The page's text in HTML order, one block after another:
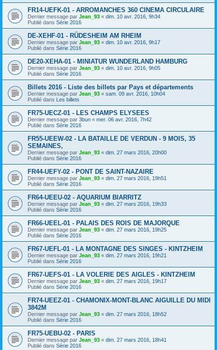
FR14-UEFK-01 - ARROMANCHES 360 CINEMA CIRCULAIRE
Dernier message par Jean_93 « dim. 10 avr. 2016, 9h34
Publié dans Série 2016
DE-XEHF-01 - RÜDESHEIM AM RHEIM
Dernier message par Jean_93 « dim. 10 avr. 2016, 9h17
Publié dans Série 2016
DE20-XEHA-01 - MINIATUR WUNDERLAND HAMBURG
Dernier message par Jean_93 « dim. 10 avr. 2016, 9h05
Publié dans Série 2016
Billets 2016 - Liste des billets par Pays et départements
Dernier message par Jean_93 « sam. 09 avr. 2016, 10h04
Publié dans Les billets
FR75-UECZ-01 - LES CHAMPS ELYSEES
Dernier message par 3bun « mer. 06 avr. 2016, 7h42
Publié dans Série 2016
FR55-UEEW-02 - LA BATAILLE DE VERDUN - 9 MOIS, 35
SEMAINES,
Dernier message par Jean_93 « dim. 27 mars 2016, 20h00
Publié dans Série 2016
FR44-UEFY-02 - PONT DE SAINT-NAZAIRE
Dernier message par Jean_93 « dim. 27 mars 2016, 19h51
Publié dans Série 2016
FR64-UEEU-02 - AQUARIUM BIARRITZ
Dernier message par Jean_93 « dim. 27 mars 2016, 19h33
Publié dans Série 2016
FR66-UEEL-01 - PALAIS DES ROIS DE MAJORQUE
Dernier message par Jean_93 « dim. 27 mars 2016, 19h25
Publié dans Série 2016
FR67-UEFL-01 - LA MONTAGNE DES SINGES - KINTZHEIM
Dernier message par Jean_93 « dim. 27 mars 2016, 19h21
Publié dans Série 2016
FR67-UEFS-01 - LA VOLERIE DES AIGLES - KINTZHEIM
Dernier message par Jean_93 « dim. 27 mars 2016, 19h17
Publié dans Série 2016
FR74-UEEZ-01 - CHAMONIX-MONT-BLANC AIGUILLE DU MIDI
3842M
Dernier message par Jean_93 « dim. 27 mars 2016, 18h52
Publié dans Série 2016
FR75-UEBU-02 - PARIS
Dernier message par Jean_93 « dim. 27 mars 2016, 18h41
Publié dans Série 2016